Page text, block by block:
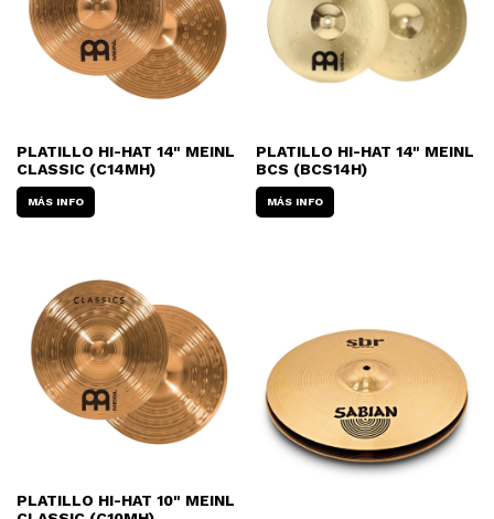
PLATILLO HI-HAT 14" MEINL
CLASSIC (C14MH)
MÁS INFO
PLATILLO HI-HAT 14" MEINL
BCS (BCS14H)
MÁS INFO
PLATILLO HI-HAT 10" MEINL